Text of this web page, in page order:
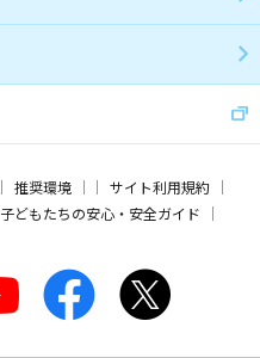
推奨環境
サイト利用規約
子どもたちの安心・安全ガイド